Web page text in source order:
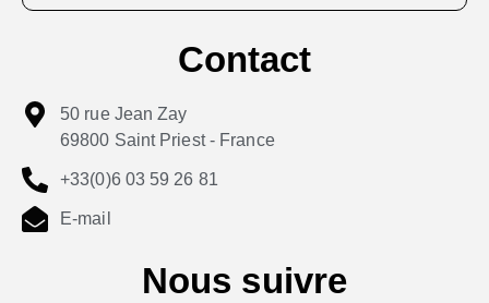
Contact
50 rue Jean Zay
69800 Saint Priest - France
+33(0)6 03 59 26 81
E-mail
Nous suivre